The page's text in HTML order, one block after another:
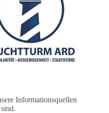
Informationsquellen